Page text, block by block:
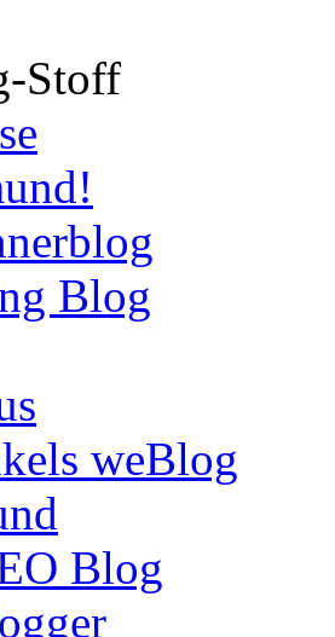
Stoff
Blog
weBlog
Blog